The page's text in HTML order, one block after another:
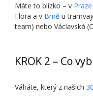
Máte to blízko – v Praze
Flora a v Brně u
team) nebo Václavská
KROK 2 – Co
Váháte, který z našich